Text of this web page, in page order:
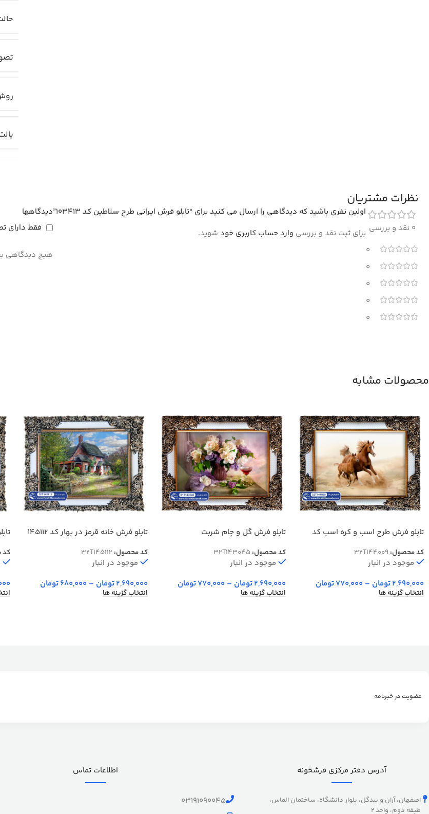
نظرات مشتریان
0 نقد و بررسی
0
0
0
0
0
دیدگاهها
فقط دارای
هیچ دیدگاهی
اولین نفری باشید که دیدگاهی را ارسال می کنید برای “تابلو فرش ایرانی طرح سلاطین کد 103413”
برای ثبت نقد و بررسی وارد حساب کاربری خود شوید.
محصولات مشابه
تابلو فرش طرح اسب و کره اسب کد
کد محصول: 32T144009
موجود در انبار
2,690,000تومان –
770,000تومان
انتخاب گزینه ها
تابلو فرش گل و جام شربت
کد محصول:32T143045
موجود در انبار
2,690,000تومان –
770,000تومان
انتخاب گزینه ها
تابلو فرش خانه قرمز در بهار کد 145112
کد محصول: 32T145112
موجود در انبار
2,690,000تومان –
680,000تومان
انتخاب گزینه ها
عضویت در خبرنامه
آدرس دفتر مرکزی فرشخونه
اصفهان، آران و بیدگل، بلوار دانشگاه، ساختمان الماس،
طبقه دوم، واحد 2
اطلاعات تماس
03191090045